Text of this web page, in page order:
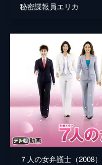
23分
凛花が行きつけのエステサロ
を受けていると、「美鈴弁護
員の牛島から緊急の呼び出し
けると、「六本木ゴージャス
代の後輩弁護士・山田蘭が来
第6話 私、ホストの味方です
凛花が「美鈴弁護士事務所」
た。凛花は歌舞伎町のホスト
ャバクラ嬢殺害の容疑で逮捕
冤罪を立証するために動いて
襲わせたに違いない」と疑いを
秘密諜報員エリカ
７人の女弁護士（2008）